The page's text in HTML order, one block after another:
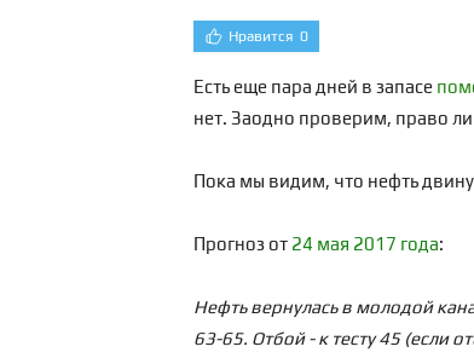
Нравится 0
Есть еще пара дней в запасе
нет. Заодно проверим, право
Пока мы видим, что нефть
Прогноз от 24 мая 2017 года:
Нефть вернулась в молодой
63-65. Отбой - к тесту 45 (если